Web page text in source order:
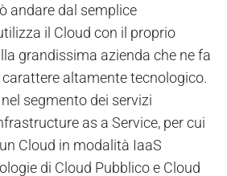
andare dal semplice
il Cloud con il proprio
grandissima azienda che ne fa
altamente tecnologico.
segmento dei servizi
as a Service, per cui
Cloud in modalità IaaS
di Cloud Pubblico e Cloud